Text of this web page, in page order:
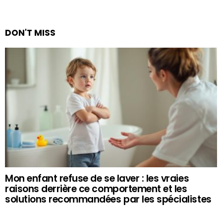
DON'T MISS
Mon enfant refuse de se laver : les vraies
raisons derrière ce comportement et les
solutions recommandées par les spécialistes